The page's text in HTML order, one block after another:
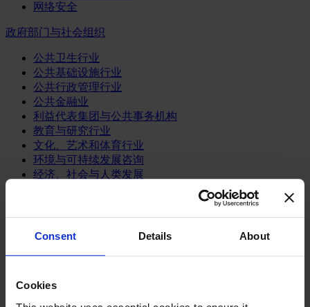
Consent Details About
Cookies
网络安全
政府部门与社会组织
公共卫生行业
公共基础设施行业
公共行政管理行业
公共金融业
利益代表集团与公共事务机构
教育与研究行业
文化、艺术和体育行业
环境与可持续发展咨询
经济、社会与人类发展
媒体和娱乐业
消费品
餐饮、旅游与酒店业